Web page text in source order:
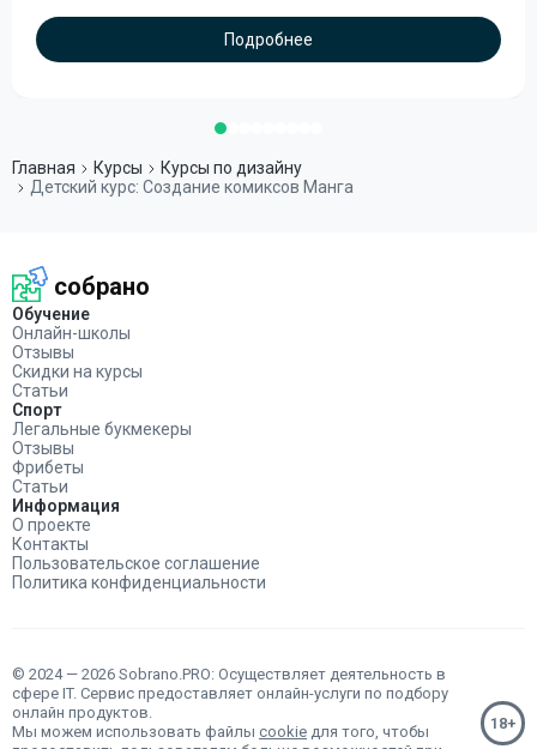
Подробнее
Главная Курсы
Курсы по дизайну
Детский курс: Создание комиксов Манга
собрано
Обучение
Онлайн-школы
Отзывы
Скидки на курсы
Статьи
Спорт
Легальные букмекеры
Отзывы
Фрибеты
Статьи
Информация
О проекте
Контакты
Пользовательское соглашение
Политика конфиденциальности
© 2024 — 2026 Sobrano.PRO: Осуществляет деятельность в
сфере IT. Сервис предоставляет онлайн-услуги по подбору
онлайн продуктов.
Мы можем использовать файлы cookie для того, чтобы